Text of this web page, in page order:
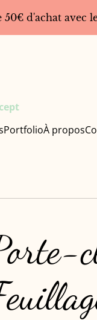
d'achat avec
PortfolioÀ propos